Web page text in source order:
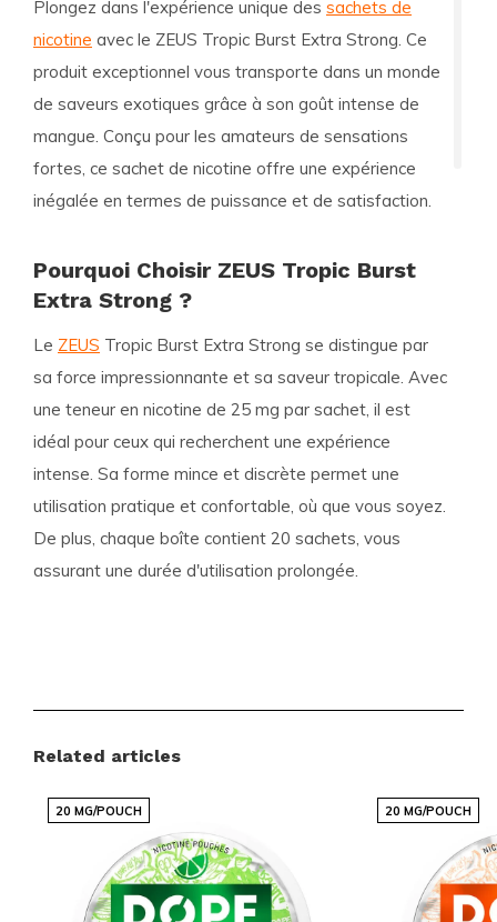
Plongez dans l'expérience unique des sachets de
nicotine avec le ZEUS Tropic Burst Extra Strong. Ce
produit exceptionnel vous transporte dans un monde
de saveurs exotiques grâce à son goût intense de
mangue. Conçu pour les amateurs de sensations
fortes, ce sachet de nicotine offre une expérience
inégalée en termes de puissance et de satisfaction.
Pourquoi Choisir ZEUS Tropic Burst
Extra Strong ?
Le ZEUS Tropic Burst Extra Strong se distingue par
sa force impressionnante et sa saveur tropicale. Avec
une teneur en nicotine de 25 mg par sachet, il est
idéal pour ceux qui recherchent une expérience
intense. Sa forme mince et discrète permet une
utilisation pratique et confortable, où que vous soyez.
De plus, chaque boîte contient 20 sachets, vous
assurant une durée d'utilisation prolongée.
Sachets par boîte :20
Poids par sachet :
Saveur :Mangue
Type de produit :Nicotine Pouches
Nicotine par sachet :25 mg
Nicotine par gramme :50 mg
Related articles
20 MG/POUCH 20 MG/POUCH